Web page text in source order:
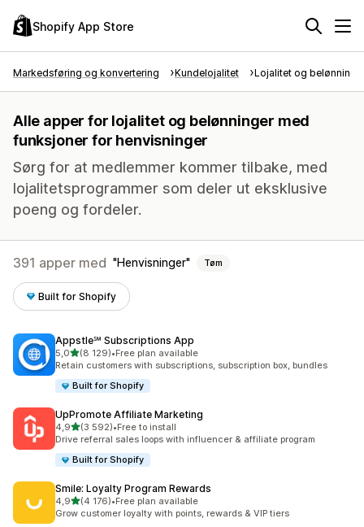
Shopify App Store
Markedsføring og konvertering Kundelojalitet Lojalitet og
Alle apper for lojalitet og belønninger med
funksjoner for henvisninger
Sørg for at medlemmer kommer tilbake, med
lojalitetsprogrammer som deler ut eksklusive
poeng og fordeler.
391 apper med Henvisninger Tøm
Built for Shopify
Appstle℠ Subscriptions App
5,0av 5 stjerner
(8 129)
Totalt 8129 omtaler
•Free plan available
Retain customers with subscriptions, subscription box, bundles
Built for Shopify
UpPromote Affiliate Marketing
4,9av 5 stjerner
(3 592)
Totalt 3592 omtaler
•Free to install
Drive referral sales loops with influencer & affiliate program
Built for Shopify
Smile: Loyalty Program Rewards
4,9av 5 stjerner
(4 176)
Totalt 4176 omtaler
•Free plan available
Grow customer loyalty with points, rewards & VIP tiers